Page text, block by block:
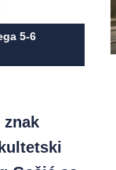
5-6
znak